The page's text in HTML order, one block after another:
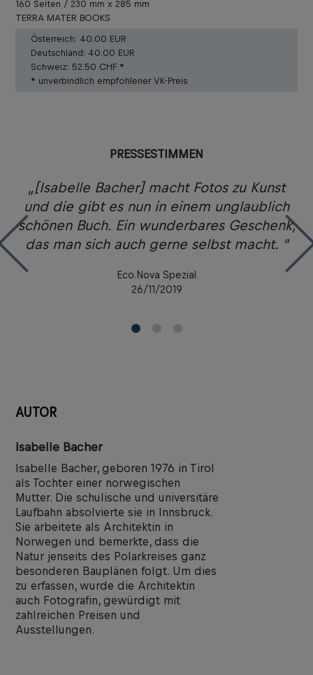
160 Seiten / 230 mm x 285 mm
TERRA MATER BOOKS
Österreich: 40.00 EUR
Deutschland: 40.00 EUR
Schweiz: 52.50 CHF *
* unverbindlich empfohlener VK-Preis
PRESSESTIMMEN
„[Isabelle Bacher] macht Fotos zu Kunst
und die gibt es nun in einem unglaublich
schönen Buch. Ein wunderbares Geschenk,
das man sich auch gerne selbst macht. ”
Eco.Nova Spezial
26/11/2019
AUTOR
Isabelle Bacher
Isabelle Bacher, geboren 1976 in Tirol
als Tochter einer norwegischen
Mutter. Die schulische und universitäre
Laufbahn absolvierte sie in Innsbruck.
Sie arbeitete als Architektin in
Norwegen und bemerkte, dass die
Natur jenseits des Polarkreises ganz
besonderen Bauplänen folgt. Um dies
zu erfassen, wurde die Architektin
auch Fotografin, gewürdigt mit
zahlreichen Preisen und
Ausstellungen.